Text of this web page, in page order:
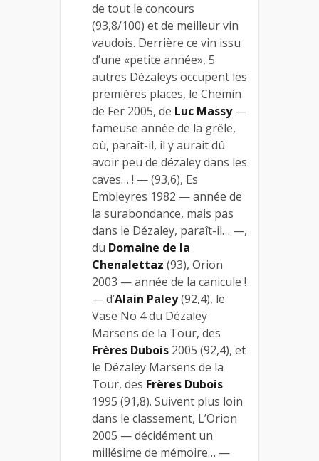
de tout le concours
(93,8/100) et de meilleur vin
vaudois. Derrière ce vin issu
d’une «petite année», 5
autres Dézaleys occupent les
premières places, le Chemin
de Fer 2005, de Luc Massy—
fameuse année de la grêle,
où, paraît-il, il y aurait dû
avoir peu de dézaley dans les
caves… ! — (93,6), Es
Embleyres 1982 — année de
la surabondance, mais pas
dans le Dézaley, paraît-il… —,
du Domaine de la
Chenalettaz (93), Orion
2003 — année de la canicule !
— d’Alain Paley(92,4), le
Vase No 4 du Dézaley
Marsens de la Tour, des
Frères Dubois 2005 (92,4), et
le Dézaley Marsens de la
Tour, des Frères Dubois
1995 (91,8). Suivent plus loin
dans le classement, L’Orion
2005 — décidément un
millésime de mémoire… —